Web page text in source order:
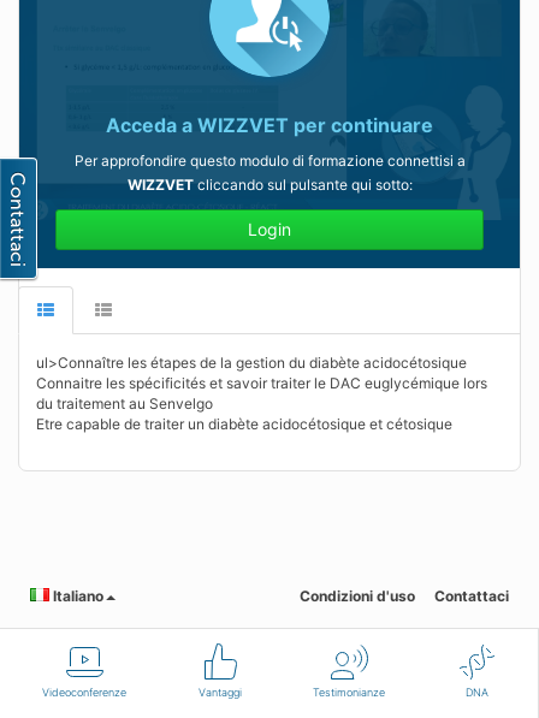
Videoconferenze Vantaggi Testimonianze DNA
Acceda a WIZZVET per continuare
Per approfondire questo modulo di formazione connettisi a
WIZZVETcliccando sul pulsante qui sotto:
Login
ul>Connaître les étapes de la gestion du diabète acidocétosique
Connaitre les spécificités et savoir traiter le DAC euglycémique lors
du traitement au Senvelgo
Etre capable de traiter un diabète acidocétosique et cétosique
Italiano Condizioni d'uso Contattaci